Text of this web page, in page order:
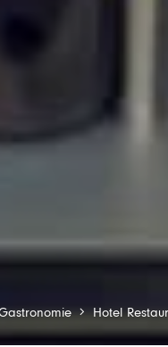
Hotel